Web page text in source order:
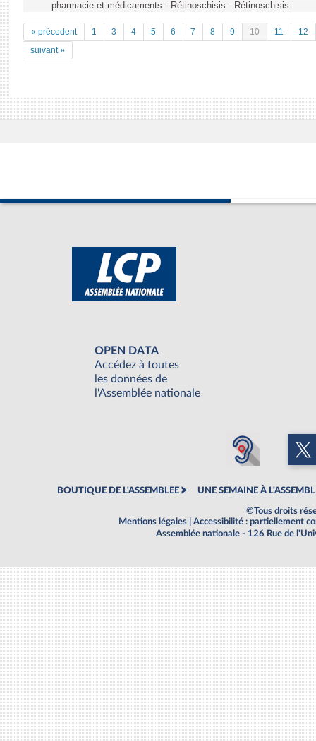
pharmacie et médicaments - Rétinoschisis - Rétinoschisis
« précedent 1 3 4 5 6 7 8 9 10 11
12
suivant »
OPEN DATA
Accédez à toutes
les données de
l'Assemblée nationale
BOUTIQUE DE L'ASSEMBLEE UNE SEMAINE À
©Tous droits
Mentions légales
Accessibilité : partiellement
Assemblée nationale - 126 Rue de